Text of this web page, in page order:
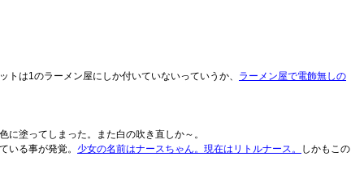
は1のラーメン屋にしか付いていないっていうか、 ラーメン屋で電飾無しの
塗ってしまった。また白の吹き直しか～。
いる事が発覚。 少女の名前はナースちゃん。現在はリトルナース。
しかもこの